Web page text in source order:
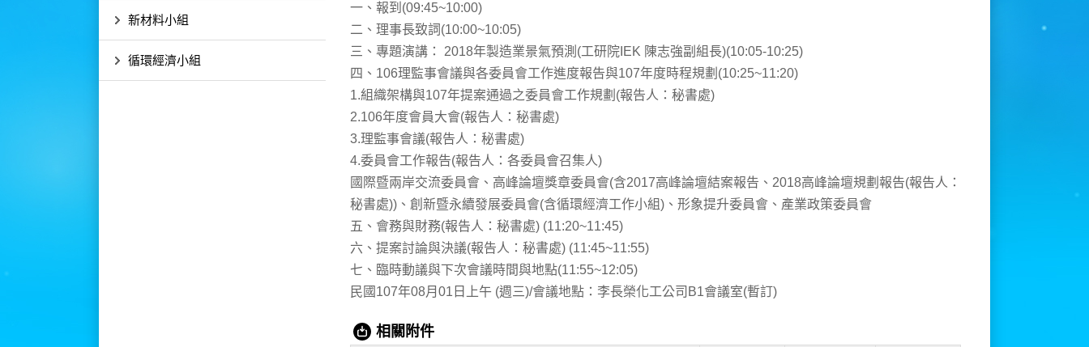
新材料小組
循環經濟小組
一、報到(09:45~10:00)
二、理事長致詞(10:00~10:05)
三、專題演講： 2018年製造業景氣預測(工研院IEK 陳志強副組長)(10:05-10:25)
四、106理監事會議與各委員會工作進度報告與107年度時程規劃(10:25~11:20)
1.組織架構與107年提案通過之委員會工作規劃(報告人：秘書處)
2.106年度會員大會(報告人：秘書處)
3.理監事會議(報告人：秘書處)
4.委員會工作報告(報告人：各委員會召集人)
國際暨兩岸交流委員會、高峰論壇獎章委員會(含2017高峰論壇結案報告、2018高峰論壇規劃報告(報告人：
秘書處))、創新暨永續發展委員會(含循環經濟工作小組)、形象提升委員會、產業政策委員會
五、會務與財務(報告人：秘書處) (11:20~11:45)
六、提案討論與決議(報告人：秘書處) (11:45~11:55)
七、臨時動議與下次會議時間與地點(11:55~12:05)
民國107年08月01日上午 (週三)/會議地點：李長榮化工公司B1會議室(暫訂)
相關附件